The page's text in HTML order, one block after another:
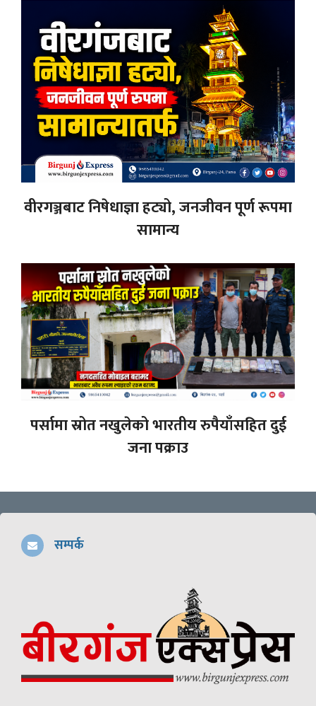
वीरगञ्जबाट निषेधाज्ञा हट्यो, जनजीवन पूर्ण रूपमा
सामान्य
पर्सामा स्रोत नखुलेको भारतीय रुपैयाँसहित दुई
जना पक्राउ
सम्पर्क